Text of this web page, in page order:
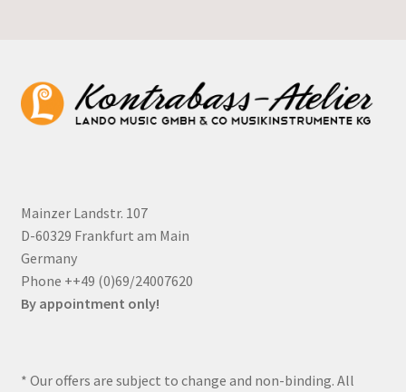
Mainzer Landstr. 107
D-60329 Frankfurt am Main
Germany
Phone ++49 (0)69/24007620
By appointment only!
* Our offers are subject to change and non-binding. All